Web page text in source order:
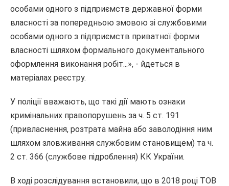
особами одного з підприємств державної форми
власності за попередньою змовою зі службовими
особами одного з підприємств приватної форми
власності шляхом формального документального
оформлення виконання робіт...», - йдеться в
матеріалах реєстру.
У поліції вважають, що такі дії мають ознаки
кримінальних правопорушень за ч. 5 ст. 191
(привласнення, розтрата майна або заволодіння ним
шляхом зловживання службовим становищем) та ч.
2 ст. 366 (службове підроблення) КК України.
В ході розслідування встановили, що в 2018 році ТОВ